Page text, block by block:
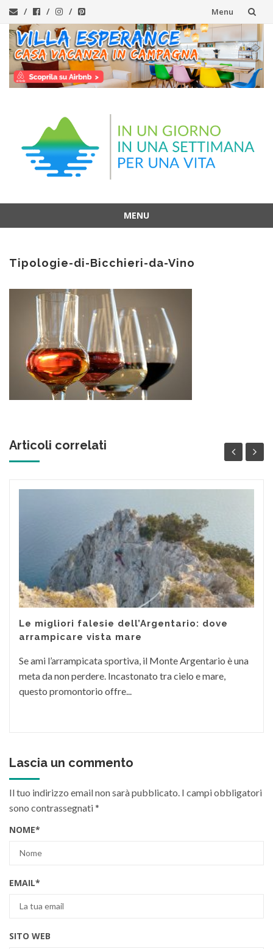
Menu
Vai
al
contenuto
MENU
contenuto
Tipologie-di-Bicchieri-da-Vino
Articoli correlati
Le migliori falesie dell’Argentario: dove
arrampicare vista mare
Se ami l’arrampicata sportiva, il Monte Argentario è una
meta da non perdere. Incastonato tra cielo e mare,
questo promontorio offre...
Lascia un commento
Il tuo indirizzo email non sarà pubblicato. I campi obbligatori
sono contrassegnati*
NOME*
EMAIL*
SITO WEB